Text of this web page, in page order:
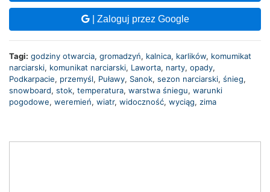
| Zaloguj przez Google
Tagi: godziny otwarcia, gromadzyń, kalnica, karlików, komumikat
narciarski, komunikat narciarski, Laworta, narty, opady,
Podkarpacie, przemyśl, Puławy, Sanok, sezon narciarski, śnieg,
snowboard, stok, temperatura, warstwa śniegu, warunki
pogodowe, weremień, wiatr, widoczność, wyciąg, zima